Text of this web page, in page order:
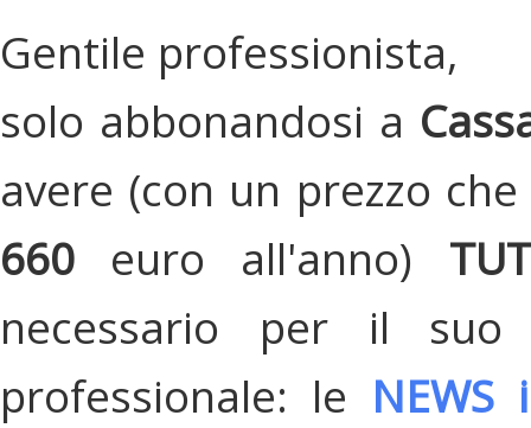
Gentile professionista,
solo abbonandosi a
avere (con un prezzo
660 euro all'anno)
necessario per il suo
professionale: le